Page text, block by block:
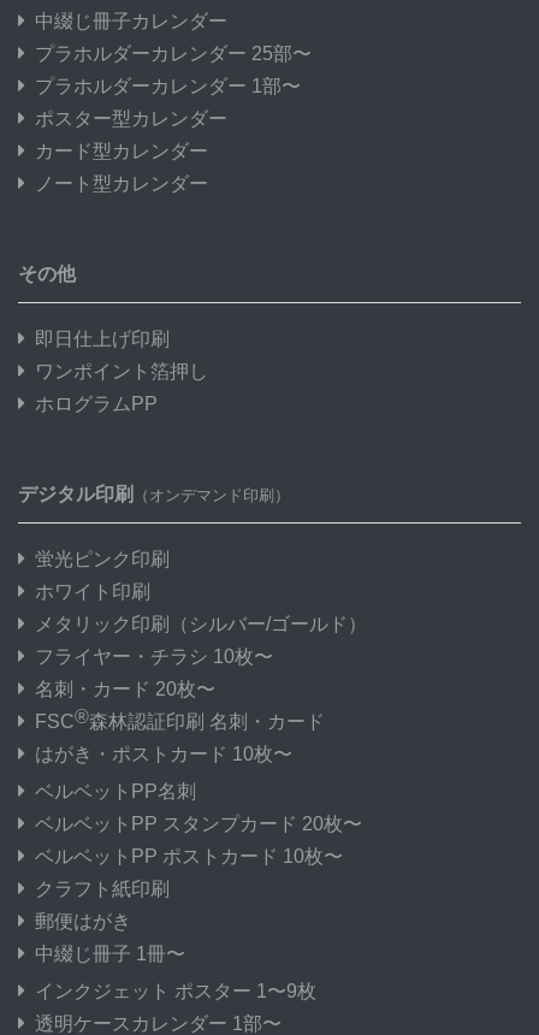
中綴じ冊子カレンダー
プラホルダーカレンダー 25部〜
プラホルダーカレンダー 1部〜
ポスター型カレンダー
カード型カレンダー
ノート型カレンダー
その他
即日仕上げ印刷
ワンポイント箔押し
ホログラムPP
デジタル印刷 （オンデマンド印刷）
蛍光ピンク印刷
ホワイト印刷
メタリック印刷
（シルバー/ゴールド）
フライヤー・チラシ 10枚〜
名刺・カード 20枚〜
FSC®森林認証印刷 名刺・カード
はがき・ポストカード 10枚〜
ベルベットPP名刺
ベルベットPP スタンプカード 20枚〜
ベルベットPP ポストカード 10枚〜
クラフト紙印刷
郵便はがき
中綴じ冊子 1冊〜
インクジェット ポスター 1〜9枚
透明ケースカレンダー 1部〜